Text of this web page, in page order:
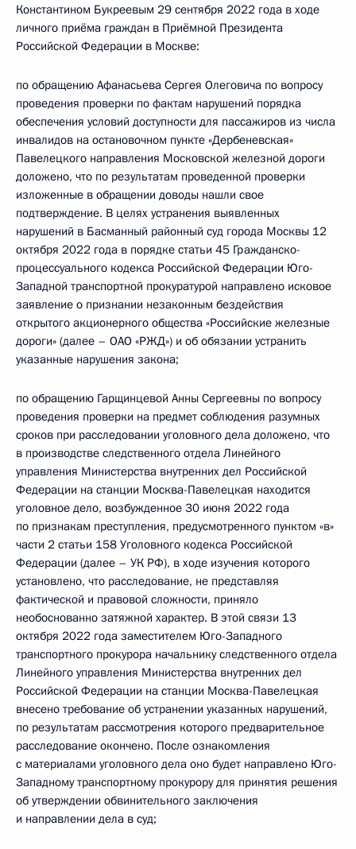
Константином Букреевым 29 сентября 2022 года в ходе
личного приёма граждан в Приёмной Президента
Российской Федерации в Москве:
по обращению Афанасьева Сергея Олеговича по вопросу
проведения проверки по фактам нарушений порядка
обеспечения условий доступности для пассажиров из числа
инвалидов на остановочном пункте «Дербеневская»
Павелецкого направления Московской железной дороги
доложено, что по результатам проведенной проверки
изложенные в обращении доводы нашли свое
подтверждение. В целях устранения выявленных
нарушений в Басманный районный суд города Москвы 12
октября 2022 года в порядке статьи 45 Гражданско-
процессуального кодекса Российской Федерации Юго-
Западной транспортной прокуратурой направлено исковое
заявление о признании незаконным бездействия
открытого акционерного общества «Российские железные
дороги» (далее – ОАО «РЖД») и об обязании устранить
указанные нарушения закона;
по обращению Гарщинцевой Анны Сергеевны по вопросу
проведения проверки на предмет соблюдения разумных
сроков при расследовании уголовного дела доложено, что
в производстве следственного отдела Линейного
управления Министерства внутренних дел Российской
Федерации на станции Москва-Павелецкая находится
уголовное дело, возбужденное 30 июня 2022 года
по признакам преступления, предусмотренного пунктом «в»
части 2 статьи 158 Уголовного кодекса Российской
Федерации (далее – УК РФ), в ходе изучения которого
установлено, что расследование, не представляя
фактической и правовой сложности, приняло
необоснованно затяжной характер. В этой связи 13
октября 2022 года заместителем Юго-Западного
транспортного прокурора начальнику следственного отдела
Линейного управления Министерства внутренних дел
Российской Федерации на станции Москва-Павелецкая
внесено требование об устранении указанных нарушений,
по результатам рассмотрения которого предварительное
расследование окончено. После ознакомления
с материалами уголовного дела оно будет направлено Юго-
Западному транспортному прокурору для принятия решения
об утверждении обвинительного заключения
и направлении дела в суд;